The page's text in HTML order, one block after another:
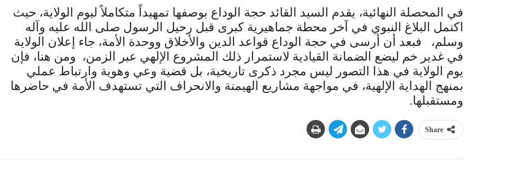
في المحصلة النهائية، يقدم السيد القائد حجة الوداع بوصفها تمهيداً متكاملاً ليوم الولاية، حيث
اكتمل البلاغ النبوي في آخر محطة جماهيرية كبرى قبل رحيل الرسول صلى الله عليه وآله
وسلم، فبعد أن أرسى في حجة الوداع قواعد الدين والأخلاق ووحدة الأمة، جاء إعلان الولاية
في غدير خم ليضع الضمانة القيادية لاستمرار ذلك المشروع الإلهي عبر الزمن، ومن هنا، فإن
يوم الولاية في هذا التصور ليس مجرد ذكرى تاريخية، بل قضية وعي وهوية وارتباط عملي
بمنهج الهداية الإلهية، في مواجهة مشاريع الهيمنة والانحراف التي تستهدف الأمة في حاضرها
ومستقبلها.
Share